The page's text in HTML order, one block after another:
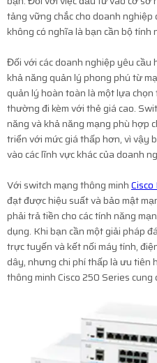
tảng vững chắc cho doanh
không có nghĩa là bạn cần bộ
Đối với các doanh nghiệp yêu cầu
khả năng quản lý phong phú từ
quản lý hoàn toàn là một lựa
thường đi kèm với thẻ giá cao.
năng và khả năng mạng phù hợp
triển với mức giá thấp hơn, vì vậy
vào các lĩnh vực khác của doanh
Với switch mạng thông minhCisco
đạt được hiệu suất và bảo mật
phải trả tiền cho các tính năng
dụng. Khi bạn cần một giải pháp
trực tuyến và kết nối máy tính,
dây, nhưng chi phí thấp là ưu tiên
thông minh Cisco 250 Series